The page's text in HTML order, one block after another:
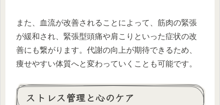
また、血流が改善されることによって、筋肉の緊張
が緩和され、緊張型頭痛や肩こりといった症状の改
善にも繋がります。代謝の向上が期待できるため、
痩せやすい体質へと変わっていくことも可能です。
ストレス管理と心のケア